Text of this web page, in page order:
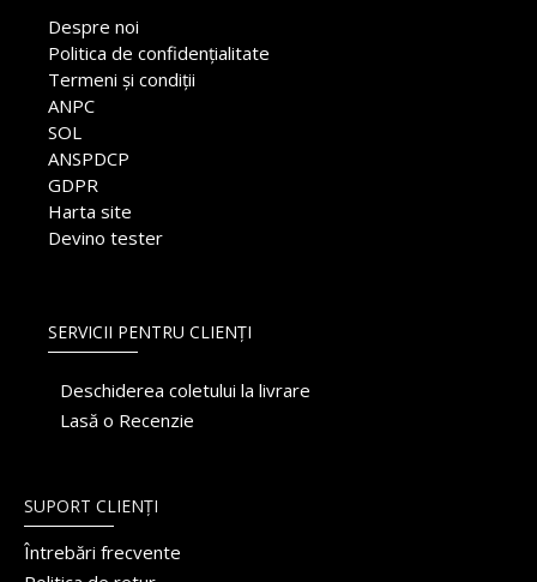
Despre noi
Politica de confidențialitate
Termeni și condiții
ANPC
SOL
ANSPDCP
GDPR
Harta site
Devino tester
SERVICII PENTRU CLIENȚI
Deschiderea coletului la livrare
Lasă o Recenzie
SUPORT CLIENȚI
Întrebări frecvente